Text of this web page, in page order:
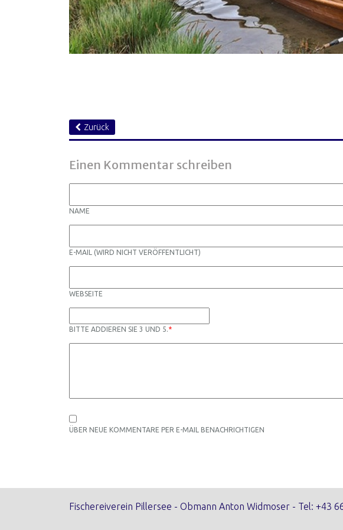
Zurück
Einen Kommentar schreiben
NAME
E-MAIL (WIRD NICHT VERÖFFENTLICHT)
WEBSEITE
BITTE ADDIEREN SIE 3 UND 5.*
ÜBER NEUE KOMMENTARE PER E-MAIL BENACHRICHTIGEN
Fischereiverein Pillersee - Obmann Anton Widmoser - Tel: +43